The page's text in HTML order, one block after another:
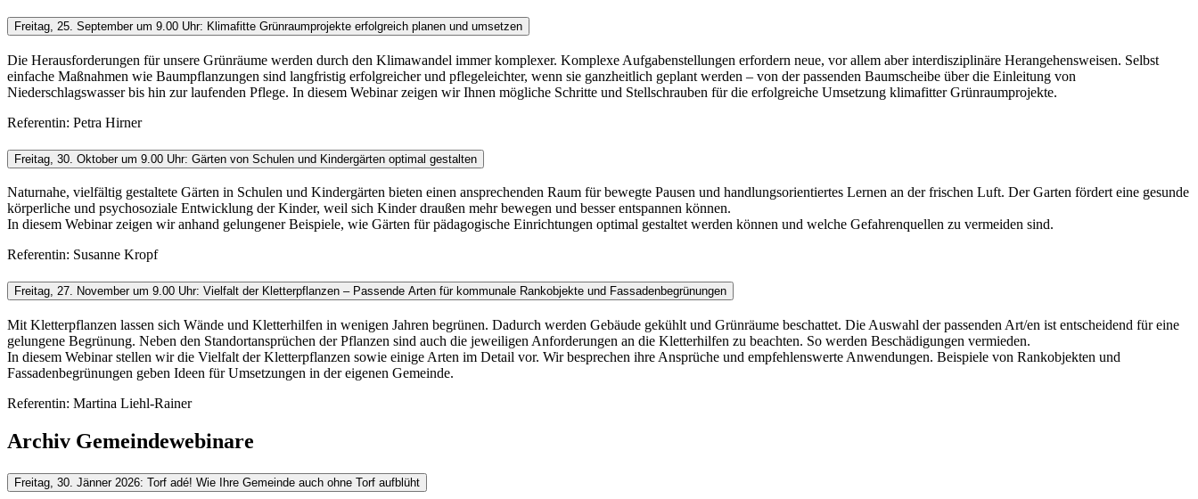
Freitag, 25. September um 9.00 Uhr: Klimafitte Grünraumprojekte erfolgreich planen und umsetzen
Die Herausforderungen für unsere Grünräume werden durch den Klimawandel immer komplexer. Komplexe Aufgabenstellungen erfordern neue, vor allem aber interdisziplinäre Herangehensweisen. Selbst
einfache Maßnahmen wie Baumpflanzungen sind langfristig erfolgreicher und pflegeleichter, wenn sie ganzheitlich geplant werden – von der passenden Baumscheibe über die Einleitung von
Niederschlagswasser bis hin zur laufenden Pflege. In diesem Webinar zeigen wir Ihnen mögliche Schritte und Stellschrauben für die erfolgreiche Umsetzung klimafitter Grünraumprojekte.
Referentin: Petra Hirner
Freitag, 30. Oktober um 9.00 Uhr: Gärten von Schulen und Kindergärten optimal gestalten
Naturnahe, vielfältig gestaltete Gärten in Schulen und Kindergärten bieten einen ansprechenden Raum für bewegte Pausen und handlungsorientiertes Lernen an der frischen Luft. Der Garten fördert eine gesunde
körperliche und psychosoziale Entwicklung der Kinder, weil sich Kinder draußen mehr bewegen und besser entspannen können.
In diesem Webinar zeigen wir anhand gelungener Beispiele, wie Gärten für pädagogische Einrichtungen optimal gestaltet werden können und welche Gefahrenquellen zu vermeiden sind.
Referentin: Susanne Kropf
Freitag, 27. November um 9.00 Uhr: Vielfalt der Kletterpflanzen – Passende Arten für kommunale Rankobjekte und Fassadenbegrünungen
Mit Kletterpflanzen lassen sich Wände und Kletterhilfen in wenigen Jahren begrünen. Dadurch werden Gebäude gekühlt und Grünräume beschattet. Die Auswahl der passenden Art/en ist entscheidend für eine
gelungene Begrünung. Neben den Standortansprüchen der Pflanzen sind auch die jeweiligen Anforderungen an die Kletterhilfen zu beachten. So werden Beschädigungen vermieden.
In diesem Webinar stellen wir die Vielfalt der Kletterpflanzen sowie einige Arten im Detail vor. Wir besprechen ihre Ansprüche und empfehlenswerte Anwendungen. Beispiele von Rankobjekten und
Fassadenbegrünungen geben Ideen für Umsetzungen in der eigenen Gemeinde.
Referentin: Martina Liehl-Rainer
Archiv Gemeindewebinare
Freitag, 30. Jänner 2026: Torf adé! Wie Ihre Gemeinde auch ohne Torf aufblüht